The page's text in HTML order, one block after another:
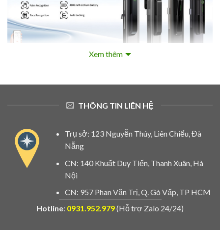
Hiện nay trên thị trường có rất nhiều thương hiệu cửa nhôm:
âm sàn mở 2 chiều…
Chỉ riêng hãng OneLock thôi thì đã có đến trên 15 mẫu
điện tử cho cửa nhôm kính, nào là khóa điện tử tay gạt.
khóa vân tay tự động, khóa vân tay 2 mặt…Vậy thì mẫu khóa
nào sẽ được ứng dụng lắp đặt phù hợp với cửa nhôm của
quý khách sẽ được chúng tôi mô tả chi tiết bên dưới.
VẬY KHÓA VÂN TAY CHO CỬA NHÔM CÓ
MẤY LOẠI ?
Xem thêm
THÔNG TIN LIÊN HỆ
Trụ sở: 123 Nguyễn Thúy, Liên Chiểu, Đà
Nẵng
CN: 140 Khuất Duy Tiến, Thanh Xuân, Hà
Nội
CN: 957 Phan Văn Trị, Q. Gò Vấp, TP HCM
Hotline: 0931.952.979(Hỗ trợ Zalo 24/24)